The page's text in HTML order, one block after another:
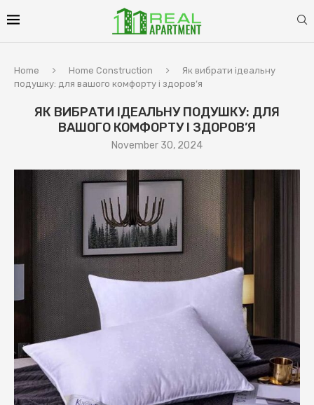
Home Home Construction
Як вибрати ідеальну
подушку: для вашого комфорту і здоров’я
ЯК ВИБРАТИ ІДЕАЛЬНУ ПОДУШКУ: ДЛЯ
ВАШОГО КОМФОРТУ І ЗДОРОВ’Я
November 30, 2024